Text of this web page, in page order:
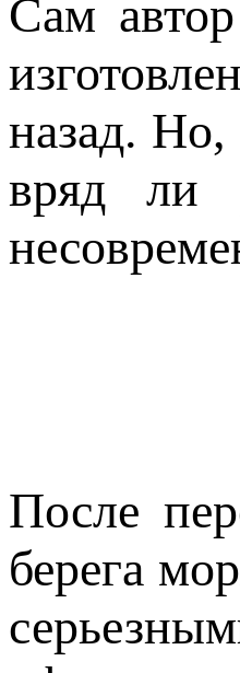
Сам
назад. Но,
вряд ли
После
берега